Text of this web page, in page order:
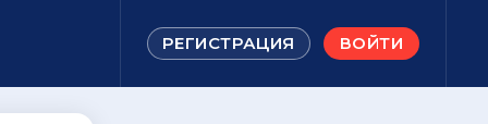
РЕГИСТРАЦИЯ ВОЙТИ